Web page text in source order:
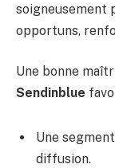
soigneusement
opportuns,
Une bonne
Sendinblue
Une
diffusion.